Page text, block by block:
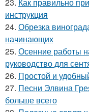
инструкция
24. Обрезка
начинающих
25. Осенние работы
руководство для
26. Простой и
27. Песни Элвина
больше всего